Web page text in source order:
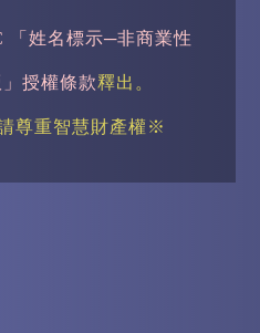
「姓名標示─非商業性
授權條款釋出。
尊重智慧財產權※